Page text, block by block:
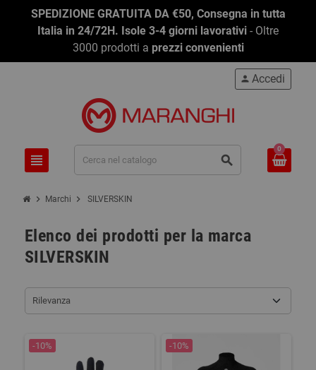
SPEDIZIONE GRATUITA DA €50, Consegna in tutta
Italia in 24/72H. Isole 3-4 giorni lavorativi - Oltre
3000 prodotti a prezzi convenienti
view_headline search
person Accedi
0
chevron_right Marchi chevron_right SILVERSKIN
Elenco dei prodotti per la marca
SILVERSKIN
Rilevanza
-10% -10%